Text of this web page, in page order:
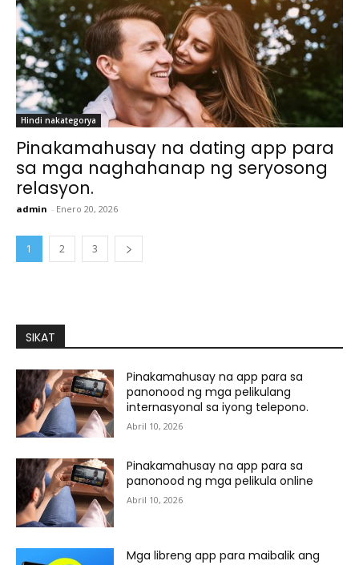
Hindi nakategorya
Pinakamahusay na dating app para
sa mga naghahanap ng seryosong
relasyon.
admin - Enero 20, 2026
1 2 3
SIKAT
Pinakamahusay na app para sa
panonood ng mga pelikulang
internasyonal sa iyong telepono.
Abril 10, 2026
Pinakamahusay na app para sa
panonood ng mga pelikula online
Abril 10, 2026
Mga libreng app para maibalik ang